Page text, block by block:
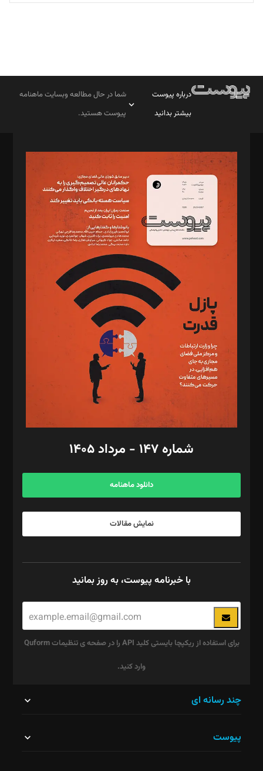
درباره پیوست
بیشتر بدانید
شما در حال مطالعه وبسایت ماهنامه
پیوست هستید.
مدیر مسئول: محمدباقر اثنی‌عشری
سردبیر: مهرک محمودی
دبیر تحریریه: میثم قاسمی
د‌بیر ناداستان: سمانه سمیع
د‌بیر خدمت و تجارت: ابوالفضل رجبی
د‌بیر حقوق فناوری: حسام‌الدین ایپکچی
د‌بیر پیوست جهان: مینا پاکدل
د‌بیر تحریریه آنلاین: بابک نقاش
تحریریه‌: مجتبی محمود‌ی، آرش برهمند، یسنا امان‌پور، سروش کرمیان،
مصطفی مسجدی آرانی، ابوالفضل رجبی، زهرا فکرانه، فائزه فتحی
رستمی،مصطفی باستان
ویرایش: نگار استاد‌‌آقا
طراح یونیفرم: مجید توکلی
فیلمبرداری و عکاسی: امیر شفیعی، مانی لطفی زاده
گرافیک و صفحه‌آرایی: سید‌سبحان‌علی ثابت
مد‌یر توسعه تجاری: کامبیز برید‌
امور مالی: شاپور رهبری، محمد‌ کاظمی‌نیا
آگهی و مشترکین: ۰۹۱۹۹۹۹۰۴۵۴
شماره ۱۴۷ - مرداد ۱۴۰۵
دانلود ماهنامه
نمایش مقالات
با خبرنامه پیوست، به روز بمانید
برای استفاده از ریکپچا بایستی کلید API را در صفحه ی تنظیمات Quform
وارد کنید.
نباید
چند رسانه ای
پیوست